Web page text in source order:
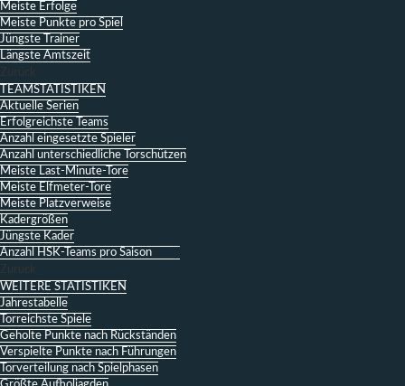
Meiste Erfolge
Meiste Punkte pro Spiel
Jüngste Trainer
Längste Amtszeit
Zurück
TEAMSTATISTIKEN
Aktuelle Serien
Erfolgreichste Teams
Anzahl eingesetzte Spieler
Anzahl unterschiedliche Torschützen
Meiste Last-Minute-Tore
Meiste Elfmeter-Tore
Meiste Platzverweise
Kadergrößen
Jüngste Kader
Anzahl HSK-Teams pro Saison
Zurück
WEITERE STATISTIKEN
Jahrestabelle
Torreichste Spiele
Geholte Punkte nach Rückständen
Verspielte Punkte nach Führungen
Torverteilung nach Spielphasen